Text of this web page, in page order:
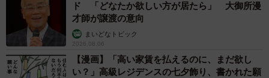
ド 「どなたか欲しい方が居たら」 大御所漫
才師が譲渡の意向
まいどなトピック
2026.08.06
【漫画】「高い家賃を払えるのに、まだ欲し
い？」高級レジデンスの七夕飾り、書かれた願